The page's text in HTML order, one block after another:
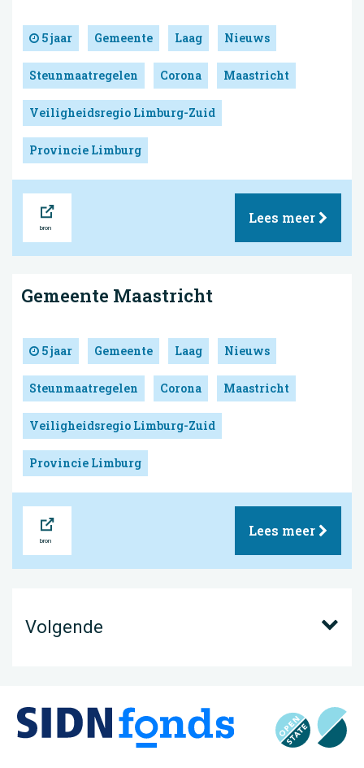
5 jaar Gemeente Laag Nieuws
Steunmaatregelen Corona Maastricht
Veiligheidsregio Limburg-Zuid
Provincie Limburg
Lees meer
Gemeente Maastricht
5 jaar Gemeente Laag Nieuws
Steunmaatregelen Corona Maastricht
Veiligheidsregio Limburg-Zuid
Provincie Limburg
Lees meer
Volgende